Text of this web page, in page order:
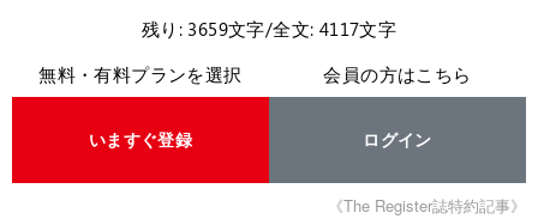
残り: 3659文字/全文: 4117文字
無料・有料プランを選択
いますぐ登録
会員の方はこちら
ログイン
《The Register誌特約記事》